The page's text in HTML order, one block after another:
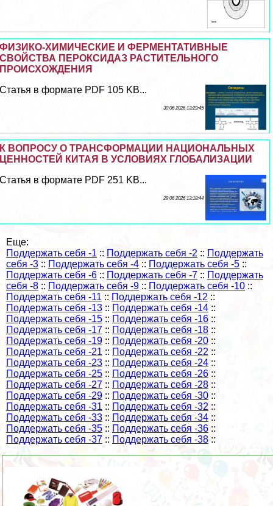
ФИЗИКО-ХИМИЧЕСКИЕ И ФЕРМЕНТАТИВНЫЕ
СВОЙСТВА ПЕРОКСИДАЗ РАСТИТЕЛЬНОГО
ПРОИСХОЖДЕНИЯ
Статья в формате PDF 105 KB...
30 06 2026 13:29:45
К ВОПРОСУ О ТРАНСФОРМАЦИИ НАЦИОНАЛЬНЫХ
ЦЕННОСТЕЙ КИТАЯ В УСЛОВИЯХ ГЛОБАЛИЗАЦИИ
Статья в формате PDF 251 KB...
29 06 2026 13:18:44
Еще:
Поддержать себя -1 :: Поддержать себя -2 :: Поддержать
себя -3 :: Поддержать себя -4 :: Поддержать себя -5 ::
Поддержать себя -6 :: Поддержать себя -7 :: Поддержать
себя -8 :: Поддержать себя -9 :: Поддержать себя -10 ::
Поддержать себя -11 :: Поддержать себя -12 ::
Поддержать себя -13 :: Поддержать себя -14 ::
Поддержать себя -15 :: Поддержать себя -16 ::
Поддержать себя -17 :: Поддержать себя -18 ::
Поддержать себя -19 :: Поддержать себя -20 ::
Поддержать себя -21 :: Поддержать себя -22 ::
Поддержать себя -23 :: Поддержать себя -24 ::
Поддержать себя -25 :: Поддержать себя -26 ::
Поддержать себя -27 :: Поддержать себя -28 ::
Поддержать себя -29 :: Поддержать себя -30 ::
Поддержать себя -31 :: Поддержать себя -32 ::
Поддержать себя -33 :: Поддержать себя -34 ::
Поддержать себя -35 :: Поддержать себя -36 ::
Поддержать себя -37 :: Поддержать себя -38 ::